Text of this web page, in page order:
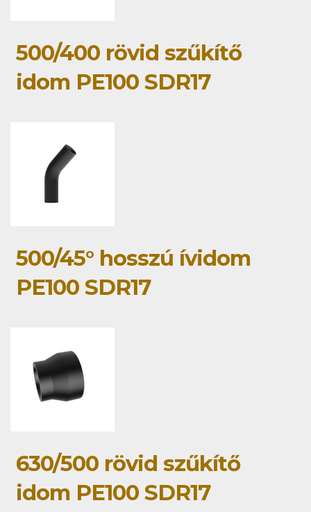
500/400 rövid szűkítő
idom PE100 SDR17
500/45° hosszú ívidom
PE100 SDR17
630/500 rövid szűkítő
idom PE100 SDR17